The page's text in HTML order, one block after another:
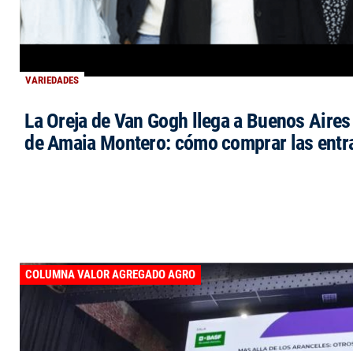
VARIEDADES
La Oreja de Van Gogh llega a Buenos
de Amaia Montero: cómo comprar las
COLUMNA VALOR AGREGADO AGRO